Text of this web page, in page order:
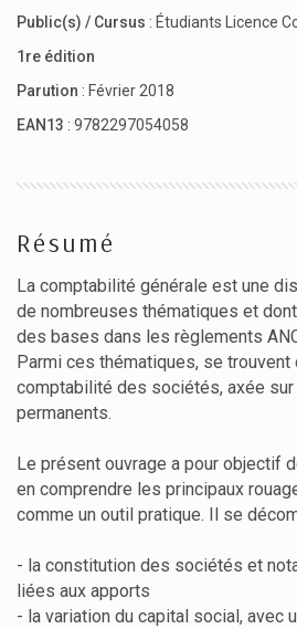
Public(s) / Cursus : Étudiants Licence
1re édition
Parution : Février 2018
EAN13 : 9782297054058
Résumé
La comptabilité générale est une
de nombreuses thématiques et
des bases dans les règlements
Parmi ces thématiques, se
comptabilité des sociétés, axée
permanents.
Le présent ouvrage a pour objectif
en comprendre les principaux
comme un outil pratique. Il se
- la constitution des sociétés et
liées aux apports
- la variation du capital social, avec